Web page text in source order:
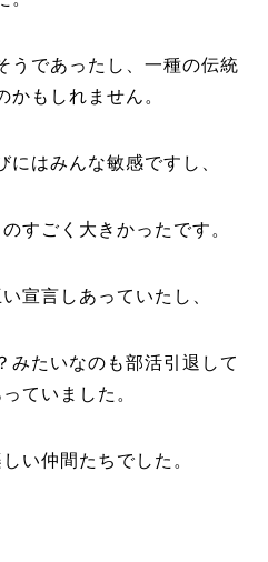
うであったし、一種の伝統
かもしれません。
にはみんな敏感ですし、
すごく大きかったです。
宣言しあっていたし、
みたいなのも部活引退して
ていました。
い仲間たちでした。